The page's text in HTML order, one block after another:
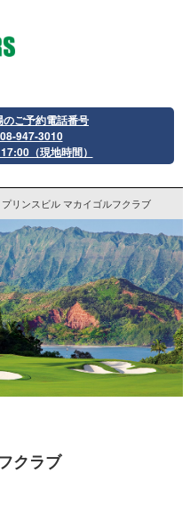
ご予約電話番号
947-3010
（現地時間）
プリンスビル マカイゴルフクラブ
クラブ